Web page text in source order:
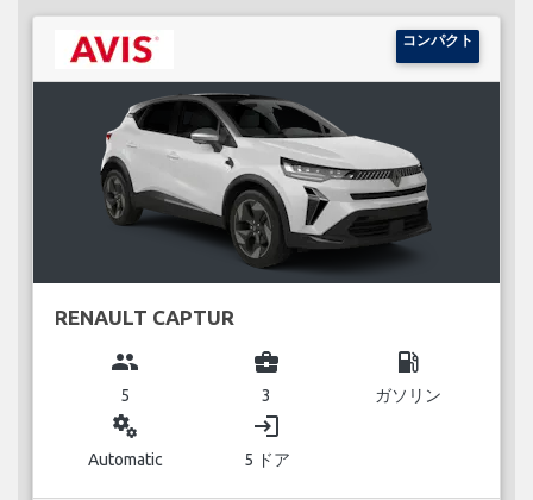
コンパクト
RENAULT CAPTUR
group
5
business_center
3
local_gas_station
ガソリン
miscellaneous_services
Automatic
login
5 ドア